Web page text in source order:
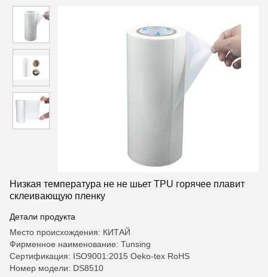
пленку
Низкая температура не не шьет TPU горячее плавит
склеивающую пленку
Детали продукта
Место происхождения: КИТАЙ
Фирменное наименование: Tunsing
Сертификация: ISO9001:2015 Oeko-tex RoHS
Номер модели: DS8510